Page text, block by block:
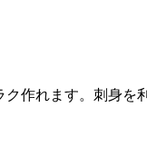
作れます。刺身を